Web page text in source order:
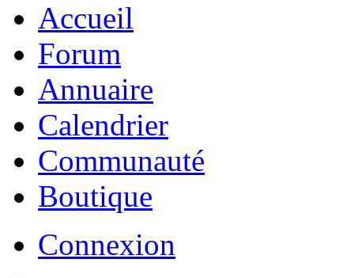
Accueil
Forum
Annuaire
Calendrier
Communauté
Boutique
Connexion